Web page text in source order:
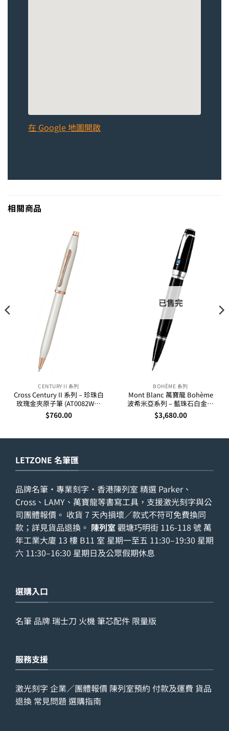
在 Google 地圖開啟
相關商品
CENTURY II 系列
Cross Century II 系列 – 珍珠白
玫瑰金夾原子筆 (AT0082WG-
113)
$760.00
已售完
BOHÈME 系列
Mont Blanc 萬寶龍 Bohème
波希米亞系列 – 藍珠石白金夾
走珠筆 25330
$3,680.00
LETZONE 名筆匯
品牌名筆・專業刻字・香港陳列室 精選 Parker、
Cross、LAMY、萬寶龍等書寫工具，支援激光刻字與公
司團體報價。 收貨 7 天內損壞／款式不符可免費換同
款；詳見貨品退換 。 陳列室 觀塘巧明街 116-118 號 萬
年工業大廈 13 樓 B11 室 星期一至五 11:30–19:30 星期
六 11:30–16:30 星期日及公眾假期休息
選購入口
名筆 品牌瑞士刀 火機 筆芯配件 限量版
服務支援
激光刻字 企業／團體報價 陳列室預約 付款及運費 貨品
退換 常見問題 選購指南